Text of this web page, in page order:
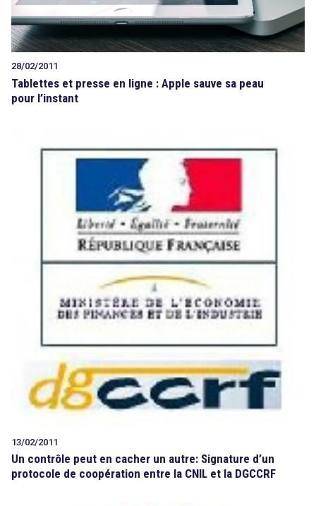
28/02/2011
Tablettes et presse en ligne : Apple sauve sa peau
pour l’instant
13/02/2011
Un contrôle peut en cacher un autre: Signature d’un
protocole de coopération entre la CNIL et la DGCCRF